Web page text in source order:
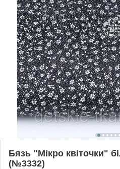
Бязь "Мікро квіточки"
(№3332)